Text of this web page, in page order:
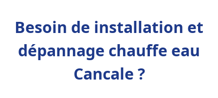
Besoin de installation et
dépannage chauffe eau
Cancale ?